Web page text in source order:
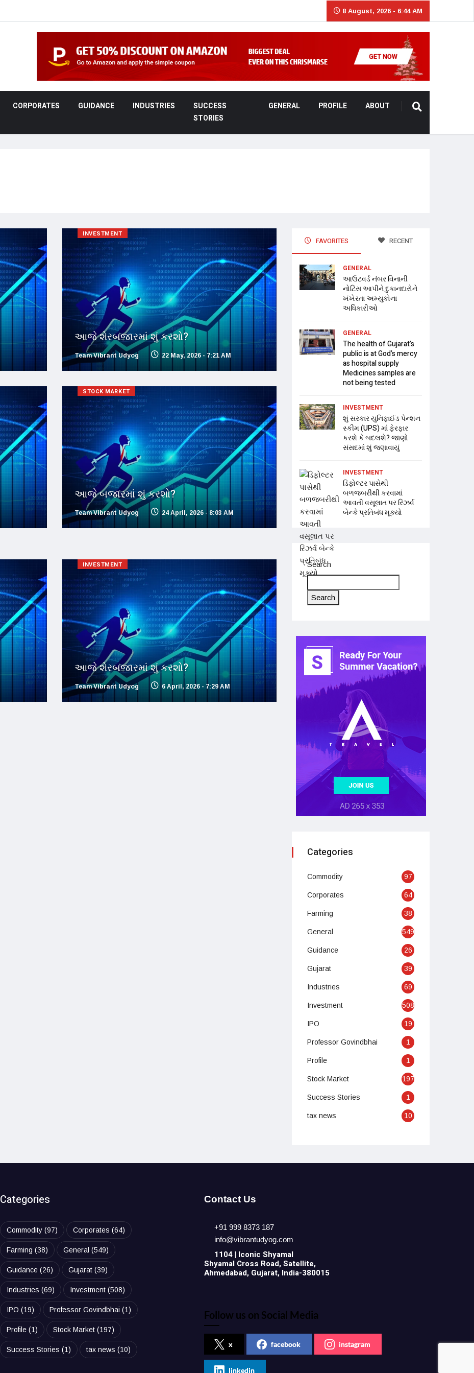
8 August, 2026 - 6:44 AM
CORPORATES GUIDANCE INDUSTRIES
SUCCESS
STORIES
GENERAL PROFILE ABOUT
INVESTMENT
આજે શેરબજારમાં શું કરશો?
Team Vibrant Udyog 22 May, 2026 - 7:21 AM
STOCK MARKET
આજે બજારમાં શું કરશો?
Team Vibrant Udyog 24 April, 2026 - 8:03 AM
INVESTMENT
આજે શેરબજારમાં શું કરશો?
Team Vibrant Udyog 6 April, 2026 - 7:29 AM
FAVORITES RECENT
GENERAL
આઉટવર્ડ નંબર વિનાની
નોટિસ આપીને દુકાનદારોને
ખંખેરતા અમ્યુકોના
અધિકારીઓ
GENERAL
The health of Gujarat’s
public is at God’s mercy
as hospital supply
Medicines samples are
not being tested
INVESTMENT
શું સરકાર યુનિફાઈડ પેન્શન
સ્કીમ (UPS) માં ફેરફાર
કરશે કે બદલશે? જાણો
સંસદમાં શું જણાવાયું
INVESTMENT
ડિફોલ્ટર પાસેથી
બળજબરીથી કરવામાં
આવતી વસૂલાત પર રિઝર્વ
બેન્કે પ્રતિબંધ મૂક્યો
Search
Search
Categories
Commodity 97
Corporates 64
Farming 38
General 549
Guidance 26
Gujarat 39
Industries 69
Investment 508
IPO 19
Professor Govindbhai 1
Profile 1
Stock Market 197
Success Stories 1
tax news 10
Categories
Commodity(97) Corporates (64)
Farming (38) General (549)
Guidance(26) Gujarat(39)
Industries (69) Investment(508)
IPO (19) Professor Govindbhai (1)
Profile(1) Stock Market(197)
Success Stories (1) tax news (10)
Contact Us
+91 999 8373 187
info@vibrantudyog.com
1104 | Iconic Shyamal
Shyamal Cross Road, Satellite,
Ahmedabad, Gujarat, India-380015
Follow us on Social Media
x facebook instagram
linkedin